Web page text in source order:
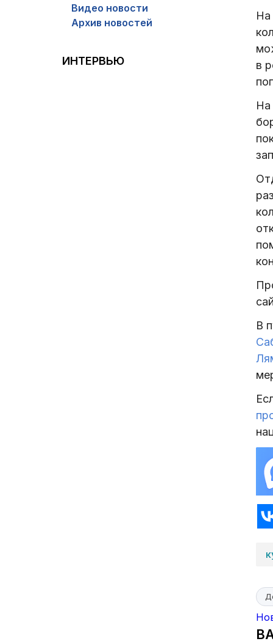
Видео новости
Архив новостей
ИНТЕРВЬЮ
На
в
На
В